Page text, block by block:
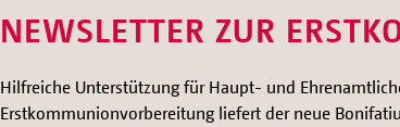
NEWSLETTER ZUR
Hilfreiche Unterstützung für Haupt- und
Erstkommunionvorbereitung liefert der neue